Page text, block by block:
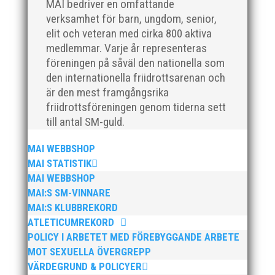
MAI bedriver en omfattande
verksamhet för barn, ungdom, senior,
elit och veteran med cirka 800 aktiva
medlemmar. Varje år representeras
föreningen på såväl den nationella som
den internationella friidrottsarenan och
är den mest framgångsrika
friidrottsföreningen genom tiderna sett
till antal SM-guld.
MAI WEBBSHOP
MAI STATISTIK
MAI WEBBSHOP
MAI:S SM-VINNARE
MAI:S KLUBBREKORD
ATLETICUMREKORD
POLICY I ARBETET MED FÖREBYGGANDE ARBETE
MOT SEXUELLA ÖVERGREPP
VÄRDEGRUND & POLICYER
På lunchen i fredags höll MAI löparen Johan Larsson
en inspirationsföreläsning för vår friskvårdspartner
FOJAB. MAI och FOJAB har under flera års tid haft ett
friskvårdssamarbete ihop. Förutom detta inslag i
fredags så har FOJAB tillgång till privat löpcoachning,
fria...
Som medlem hos MAI får du nu två platser för priset
av en på löpcoachning under våren. Missa för all del
inte denna fantastiska möjlighet! >> Anmäl er i
gruppen här!